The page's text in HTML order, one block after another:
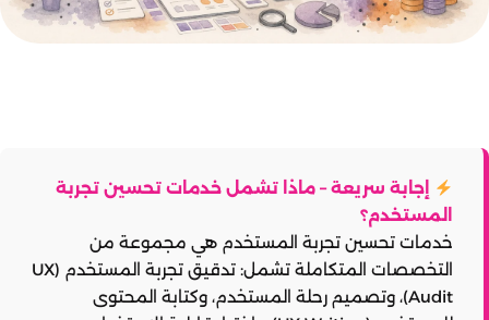
إجابة سريعة – ماذا تشمل خدمات تحسين تجربة
المستخدم؟
خدمات تحسين تجربة المستخدم هي مجموعة من
التخصصات المتكاملة تشمل: تدقيق تجربة المستخدم (UX
Audit)، وتصميم رحلة المستخدم، وكتابة المحتوى